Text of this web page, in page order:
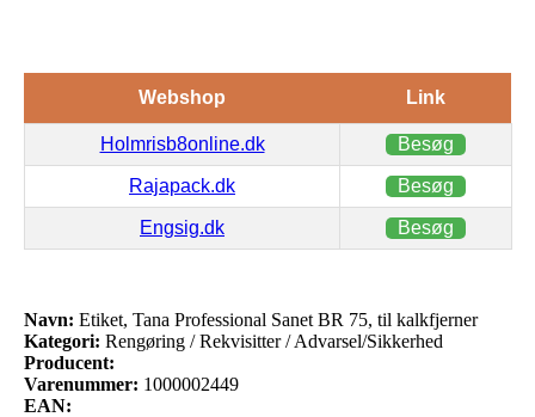
Webshop Link
Holmrisb8online.dk Besøg
Rajapack.dk Besøg
Engsig.dk Besøg
Navn: Etiket, Tana Professional Sanet BR 75, til kalkfjerner
Kategori: Rengøring / Rekvisitter / Advarsel/Sikkerhed
Producent:
Varenummer: 1000002449
EAN: